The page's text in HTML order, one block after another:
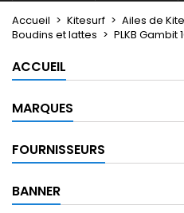
Accueil Kitesurf Ailes de
Boudins et lattes
PLKB Gambit
ACCUEIL
MARQUES
FOURNISSEURS
BANNER